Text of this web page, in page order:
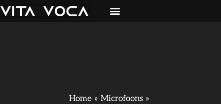
Ga
naar
Home
Microfoons